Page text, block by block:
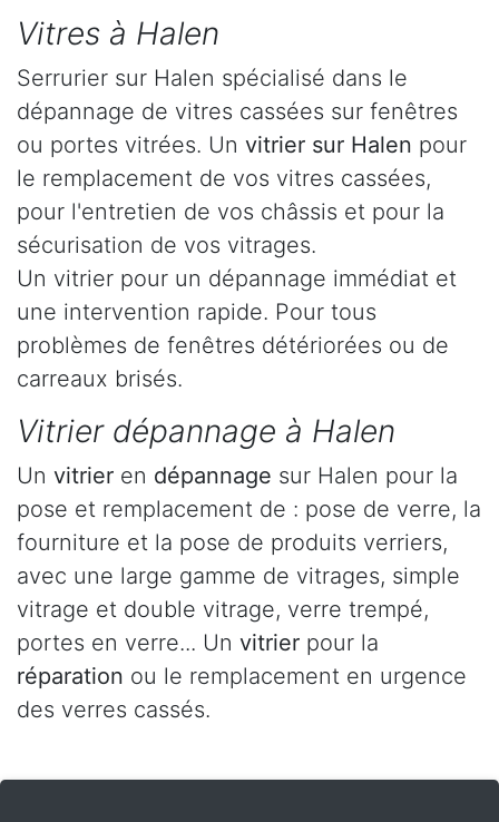
Vitres à Halen
Serrurier sur Halen spécialisé dans le
dépannage de vitres cassées sur fenêtres
ou portes vitrées. Un vitrier sur Halen pour
le remplacement de vos vitres cassées,
pour l'entretien de vos châssis et pour la
sécurisation de vos vitrages.
Un vitrier pour un dépannage immédiat et
une intervention rapide. Pour tous
problèmes de fenêtres détériorées ou de
carreaux brisés.
Vitrier dépannage à Halen
Un vitrier en dépannage sur Halen pour la
pose et remplacement de : pose de verre, la
fourniture et la pose de produits verriers,
avec une large gamme de vitrages, simple
vitrage et double vitrage, verre trempé,
portes en verre... Un vitrier pour la
réparation ou le remplacement en urgence
des verres cassés.